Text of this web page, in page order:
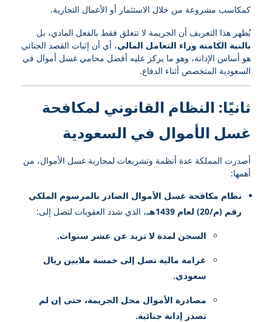
كمكاسب مشروعة من خلال الاستثمار أو الأعمال التجارية.
يُظهر هذا التعريف أن الجريمة لا تتعلق فقط بالفعل المادي، بل
بالنية الكامنة وراء التعامل المالي، أي أن إثبات القصد الجنائي
هو أساس الإدانة، وهو ما يركز عليه أفضل محامي غسل أموال في
السعودية المتخصص أثناء الدفاع.
ثانيًا: النظام القانوني لمكافحة
غسل الأموال في السعودية
أصدرت المملكة عدة أنظمة وتشريعات لمحاربة غسل الأموال، من
أهمها:
نظام مكافحة غسل الأموال الصادر بالمرسوم الملكي
رقم (م/20) لعام 1439هـ
، الذي شدد العقوبات لتصل إلى:
السجن لمدة لا تزيد عن عشر سنوات.
غرامة مالية تصل إلى خمسة ملايين ريال
سعودي.
مصادرة الأموال محل الجريمة، حتى إن لم
تصدر إدانة جنائية.